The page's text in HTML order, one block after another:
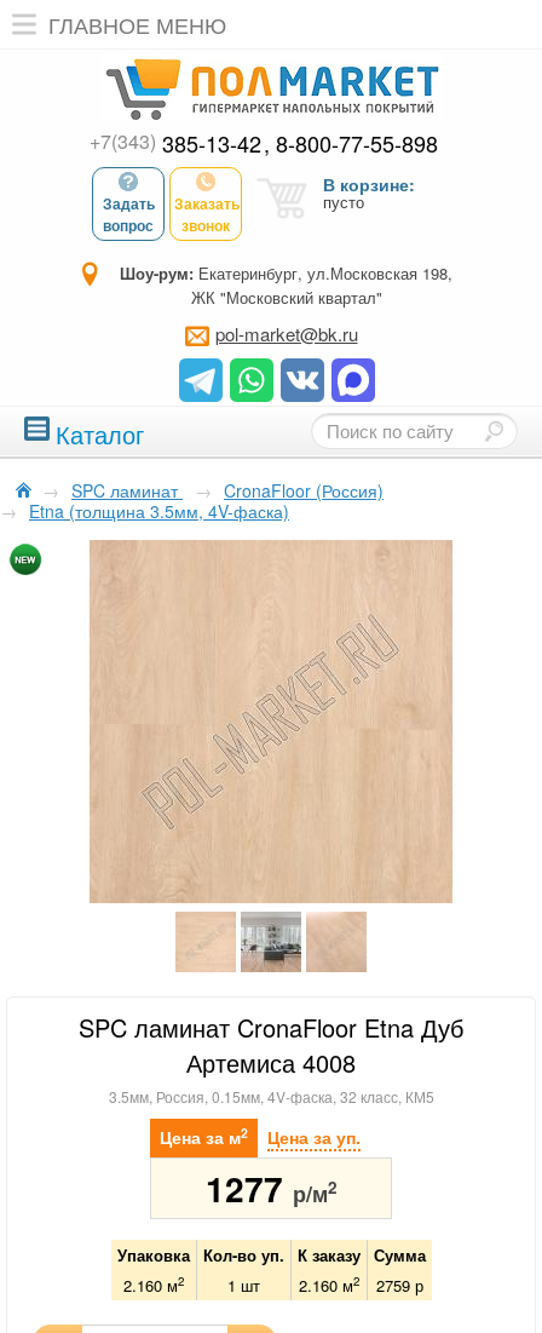
ГЛАВНОЕ МЕНЮ
+7(343) 385-13-42 8-800-77-55-898
Задать
вопрос
Заказать
звонок
В корзине:
пусто
Шоу-рум: Екатеринбург, ул.Московская 198,
ЖК "Московский квартал"
pol-market@bk.ru
Каталог
→ SPC ламинат → CronaFloor (Россия)
→ Etna (толщина 3.5мм, 4V-фаска)
SPC ламинат CronaFloor Etna Дуб
Артемиса 4008
3.5мм, Россия, 0.15мм, 4V-фаска, 32 класс, КМ5
Цена за м2 Цена за уп.
1277 р/м2
Упаковка Кол-во уп. К заказу
Сумма
2.160 м2 1 шт 2.160м2 2759р